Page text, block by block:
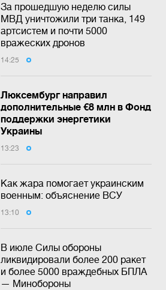
За прошедшую неделю силы
МВД уничтожили три танка, 149
артсистем и почти 5000
вражеских дронов
14:25
Люксембург направил
дополнительные €8 млн в Фонд
поддержки энергетики
Украины
13:23
Как жара помогает украинским
военным: объяснение ВСУ
13:10
В июле Силы обороны
ликвидировали более 200 ракет
и более 5000 враждебных БПЛА
— Минобороны